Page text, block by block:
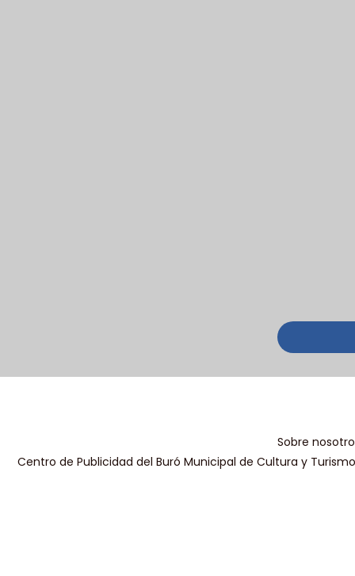
Sobre
Centro de Publicidad del Buró Municipal de Cultura y